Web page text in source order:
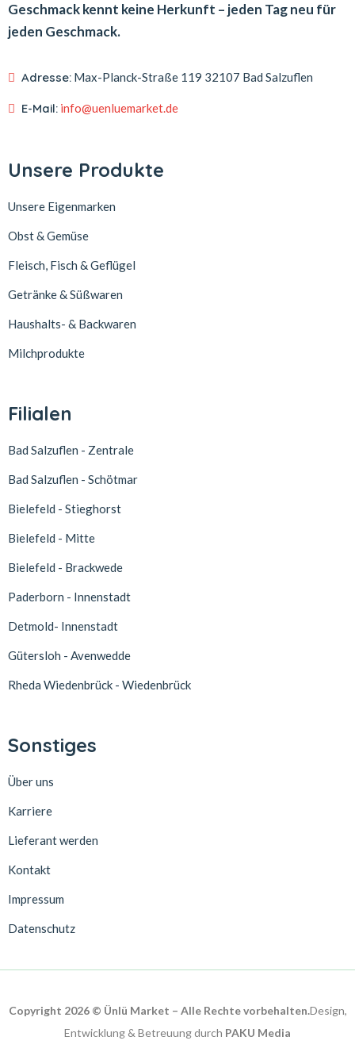
Geschmack kennt keine Herkunft – jeden Tag neu für
jeden Geschmack.
Adresse: Max-Planck-Straße 119 32107 Bad Salzuflen
E-Mail: info@uenluemarket.de
Unsere Produkte
Unsere Eigenmarken
Obst & Gemüse
Fleisch, Fisch & Geflügel
Getränke & Süßwaren
Haushalts- & Backwaren
Milchprodukte
Filialen
Bad Salzuflen - Zentrale
Bad Salzuflen - Schötmar
Bielefeld - Stieghorst
Bielefeld - Mitte
Bielefeld - Brackwede
Paderborn - Innenstadt
Detmold- Innenstadt
Gütersloh - Avenwedde
Rheda Wiedenbrück - Wiedenbrück
Sonstiges
Über uns
Karriere
Lieferant werden
Kontakt
Impressum
Datenschutz
Copyright 2026 © Ünlü Market – Alle Rechte vorbehalten.Design,
Entwicklung & Betreuung durch PAKU Media